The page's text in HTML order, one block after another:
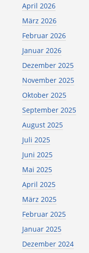
April 2026
März 2026
Februar 2026
Januar 2026
Dezember 2025
November 2025
Oktober 2025
September 2025
August 2025
Juli 2025
Juni 2025
Mai 2025
April 2025
März 2025
Februar 2025
Januar 2025
Dezember 2024